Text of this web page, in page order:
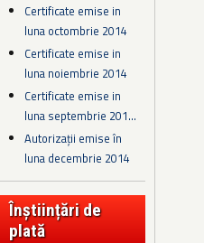
Certificate emise in
luna octombrie 2014
Certificate emise in
luna noiembrie 2014
Certificate emise in
luna septembrie 201...
Autorizații emise în
luna decembrie 2014
Înștiințări de
plată